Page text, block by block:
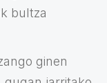
bultza
ginen